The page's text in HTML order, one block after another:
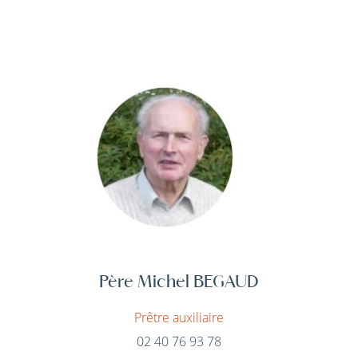
Père Michel BEGAUD
Prêtre auxiliaire
02 40 76 93 78